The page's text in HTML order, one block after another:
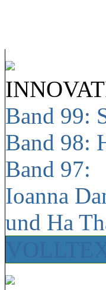
Band 99:
Band 98:
Band 97:
Ioanna
und Ha